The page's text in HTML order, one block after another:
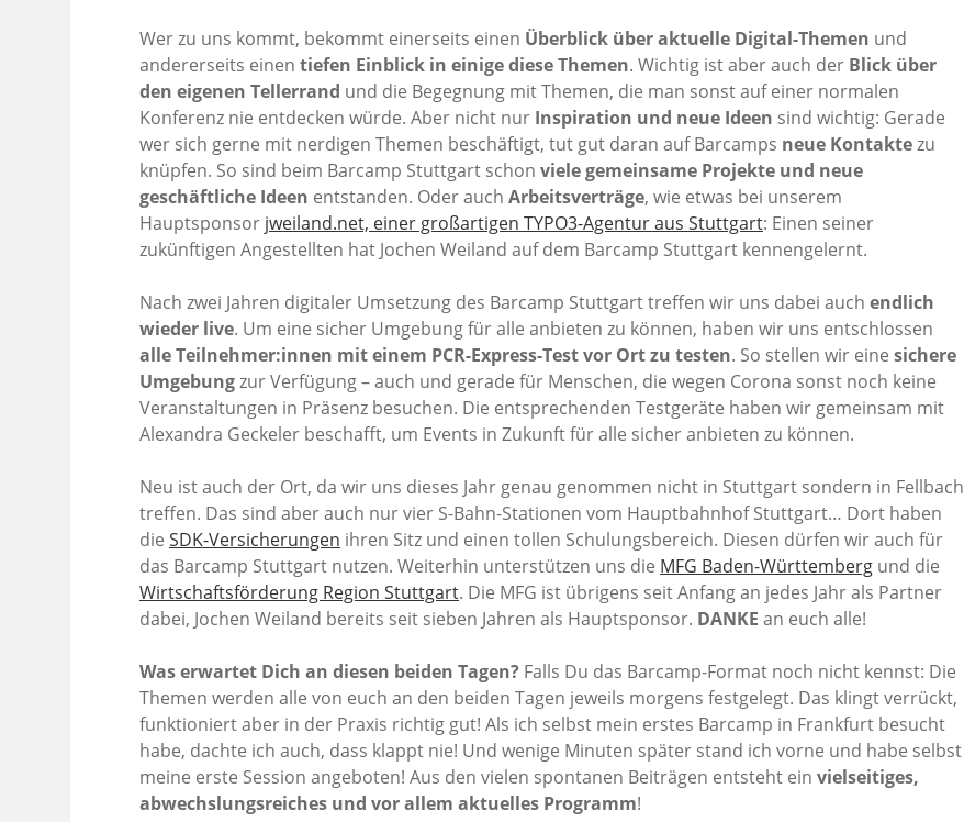
Wer zu uns kommt, bekommt einerseits einen Überblick über aktuelle Digital-Themen und
andererseits einen tiefen Einblick in einige diese Themen. Wichtig ist aber auch der Blick über
den eigenen Tellerrand und die Begegnung mit Themen, die man sonst auf einer normalen
Konferenz nie entdecken würde. Aber nicht nur Inspiration und neue Ideen sind wichtig: Gerade
wer sich gerne mit nerdigen Themen beschäftigt, tut gut daran auf Barcamps neue Kontaktezu
knüpfen. So sind beim Barcamp Stuttgart schon viele gemeinsame Projekte und neue
geschäftliche Ideen entstanden. Oder auch Arbeitsverträge, wie etwas bei unserem
Hauptsponsor jweiland.net, einer großartigen TYPO3-Agentur aus Stuttgart: Einen seiner
zukünftigen Angestellten hat Jochen Weiland auf dem Barcamp Stuttgart kennengelernt.
Nach zwei Jahren digitaler Umsetzung des Barcamp Stuttgart treffen wir uns dabei auch endlich
wieder live. Um eine sicher Umgebung für alle anbieten zu können, haben wir uns entschlossen
alle Teilnehmer:innen mit einem PCR-Express-Test vor Ort zu testen. So stellen wir eine sichere
Umgebungzur Verfügung – auch und gerade für Menschen, die wegen Corona sonst noch keine
Veranstaltungen in Präsenz besuchen. Die entsprechenden Testgeräte haben wir gemeinsam mit
Alexandra Geckeler beschafft, um Events in Zukunft für alle sicher anbieten zu können.
Neu ist auch der Ort, da wir uns dieses Jahr genau genommen nicht in Stuttgart sondern in Fellbach
treffen. Das sind aber auch nur vier S-Bahn-Stationen vom Hauptbahnhof Stuttgart… Dort haben
die SDK-Versicherungen ihren Sitz und einen tollen Schulungsbereich. Diesen dürfen wir auch für
das Barcamp Stuttgart nutzen. Weiterhin unterstützen uns die MFG Baden-Württemberg und die
Wirtschaftsförderung Region Stuttgart. Die MFG ist übrigens seit Anfang an jedes Jahr als Partner
dabei, Jochen Weiland bereits seit sieben Jahren als Hauptsponsor. DANKE an euch alle!
Was erwartet Dich an diesen beiden Tagen? Falls Du das Barcamp-Format noch nicht kennst: Die
Themen werden alle von euch an den beiden Tagen jeweils morgens festgelegt. Das klingt verrückt,
funktioniert aber in der Praxis richtig gut! Als ich selbst mein erstes Barcamp in Frankfurt besucht
habe, dachte ich auch, dass klappt nie! Und wenige Minuten später stand ich vorne und habe selbst
meine erste Session angeboten! Aus den vielen spontanen Beiträgen entsteht ein vielseitiges,
abwechslungsreiches und vor allem aktuelles Programm!